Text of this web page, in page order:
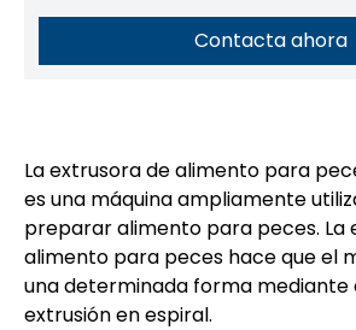
Contacta ahora
La extrusora de alimento para
es una máquina ampliamente
preparar alimento para peces. La
alimento para peces hace que el
una determinada forma mediante
extrusión en espiral.